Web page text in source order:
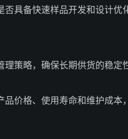
否具备快速样品开发和设计优
策略，确保长期供货的稳定
价格、使用寿命和维护成本